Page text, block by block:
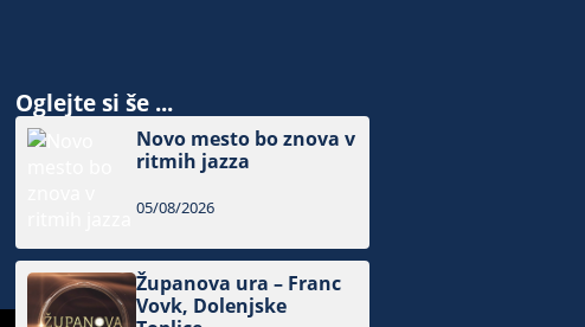
Oglejte si še ...
Novo mesto bo znova v
ritmih jazza
05/08/2026
Županova ura – Franc
Vovk, Dolenjske